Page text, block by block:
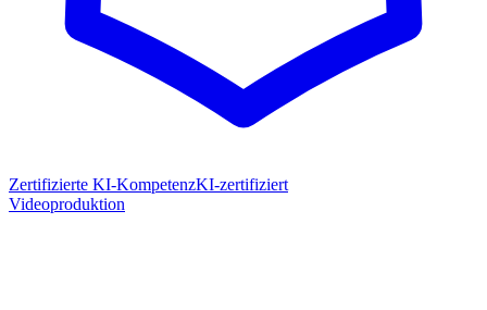
Zertifizierte KI-KompetenzKI-zertifiziert
Videoproduktion